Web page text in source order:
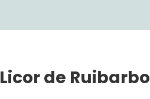
Licor de Ruibarbo